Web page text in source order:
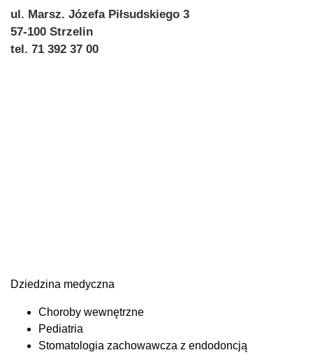
ul. Marsz. Józefa Piłsudskiego 3
57-100 Strzelin
tel. 71 392 37 00
Dziedzina medyczna
Choroby wewnętrzne
Pediatria
Stomatologia zachowawcza z endodoncją